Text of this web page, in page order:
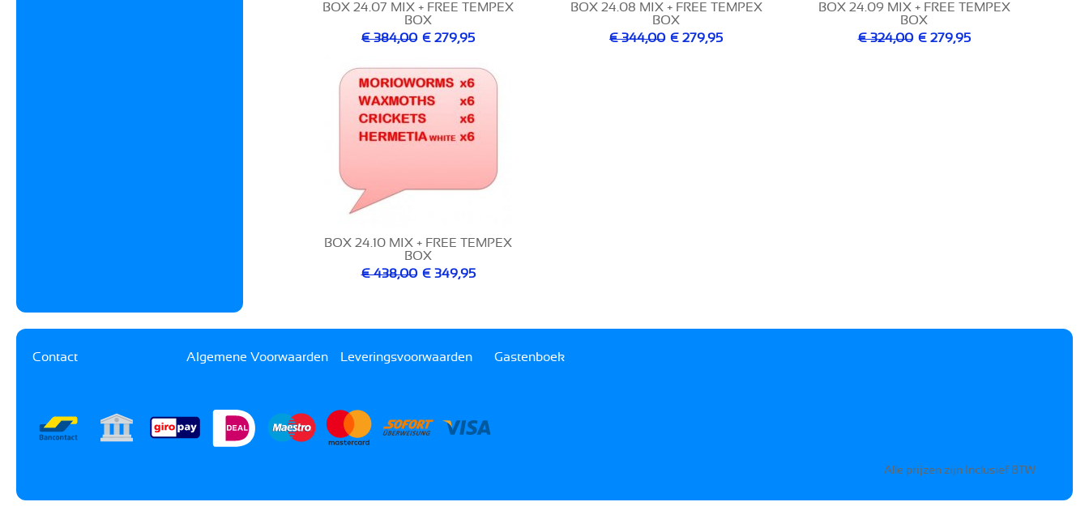
BOX 24.07 MIX + FREE TEMPEX
BOX
€ 384,00 € 279,95
BOX 24.08 MIX + FREE TEMPEX
BOX
€ 344,00 € 279,95
BOX 24.09 MIX + FREE TEMPEX
BOX
€ 324,00 € 279,95
BOX 24.10 MIX + FREE TEMPEX
BOX
€ 438,00 € 349,95
Contact Algemene Voorwaarden Leveringsvoorwaarden Gastenboek
Alle prijzen zijn Inclusief BTW